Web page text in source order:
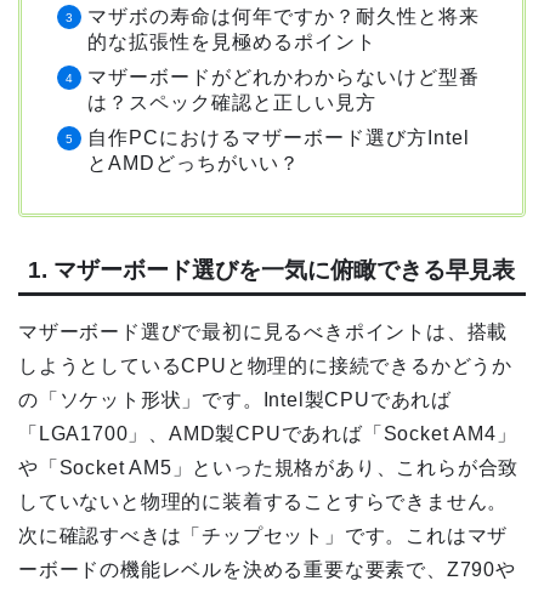
マザボの寿命は何年ですか？耐久性と将来
的な拡張性を見極めるポイント
マザーボードがどれかわからないけど型番
は？スペック確認と正しい見方
自作PCにおけるマザーボード選び方Intel
とAMDどっちがいい？
1. マザーボード選びを一気に俯瞰できる早見表
マザーボード選びで最初に見るべきポイントは、搭載
しようとしているCPUと物理的に接続できるかどうか
の「ソケット形状」です。Intel製CPUであれば
「LGA1700」、AMD製CPUであれば「Socket AM4」
や「Socket AM5」といった規格があり、これらが合致
していないと物理的に装着することすらできません。
次に確認すべきは「チップセット」です。これはマザ
ーボードの機能レベルを決める重要な要素で、Z790や